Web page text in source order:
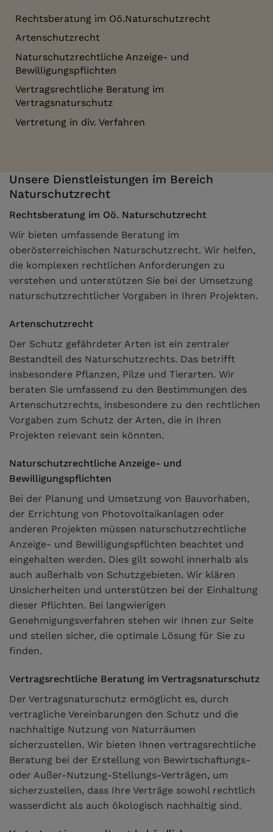
Rechtsberatung im Oö.Naturschutzrecht
Artenschutzrecht
Naturschutzrechtliche Anzeige- und
Bewilligungspflichten
Vertragsrechtliche Beratung im
Vertragsnaturschutz
Vertretung in div. Verfahren
Unsere Dienstleistungen im Bereich
Naturschutzrecht
Rechtsberatung im Oö. Naturschutzrecht
Wir bieten umfassende Beratung im
oberösterreichischen Naturschutzrecht. Wir helfen,
die komplexen rechtlichen Anforderungen zu
verstehen und unterstützen Sie bei der Umsetzung
naturschutzrechtlicher Vorgaben in Ihren Projekten.
Artenschutzrecht
Der Schutz gefährdeter Arten ist ein zentraler
Bestandteil des Naturschutzrechts. Das betrifft
insbesondere Pflanzen, Pilze und Tierarten. Wir
beraten Sie umfassend zu den Bestimmungen des
Artenschutzrechts, insbesondere zu den rechtlichen
Vorgaben zum Schutz der Arten, die in Ihren
Projekten relevant sein könnten.
Naturschutzrechtliche Anzeige- und
Bewilligungspflichten
Bei der Planung und Umsetzung von Bauvorhaben,
der Errichtung von Photovoltaikanlagen oder
anderen Projekten müssen naturschutzrechtliche
Anzeige- und Bewilligungspflichten beachtet und
eingehalten werden. Dies gilt sowohl innerhalb als
auch außerhalb von Schutzgebieten. Wir klären
Unsicherheiten und unterstützen bei der Einhaltung
dieser Pflichten. Bei langwierigen
Genehmigungsverfahren stehen wir Ihnen zur Seite
und stellen sicher, die optimale Lösung für Sie zu
finden.
Vertragsrechtliche Beratung im Vertragsnaturschutz
Der Vertragsnaturschutz ermöglicht es, durch
vertragliche Vereinbarungen den Schutz und die
nachhaltige Nutzung von Naturräumen
sicherzustellen. Wir bieten Ihnen vertragsrechtliche
Beratung bei der Erstellung von Bewirtschaftungs-
oder Außer-Nutzung-Stellungs-Verträgen, um
sicherzustellen, dass Ihre Verträge sowohl rechtlich
wasserdicht als auch ökologisch nachhaltig sind.